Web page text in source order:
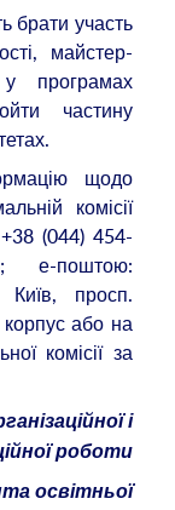
брати участь
майстер-
програмах
частину
щодо
комісії
(044) 454-
е-поштою:
просп.
або на
комісії за
і
роботи
освітньої